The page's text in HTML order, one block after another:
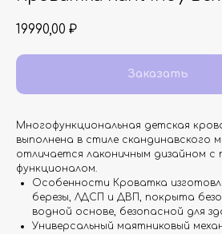
19990,00 ₽
Заказать
Многофункциональная детская
выполнена в стиле скандинавского
отличается лаконичным дизайном с
функционалом.
Особенности Кроватка
березы, ЛДСП и ДВП, покрыта
водной основе, безопасной для
Универсальный маятниковый